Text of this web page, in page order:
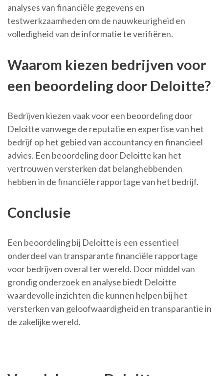
analyses van financiële gegevens en
testwerkzaamheden om de nauwkeurigheid en
volledigheid van de informatie te verifiëren.
Waarom kiezen bedrijven voor
een beoordeling door Deloitte?
Bedrijven kiezen vaak voor een beoordeling door
Deloitte vanwege de reputatie en expertise van het
bedrijf op het gebied van accountancy en financieel
advies. Een beoordeling door Deloitte kan het
vertrouwen versterken dat belanghebbenden
hebben in de financiële rapportage van het bedrijf.
Conclusie
Een beoordeling bij Deloitte is een essentieel
onderdeel van transparante financiële rapportage
voor bedrijven overal ter wereld. Door middel van
grondig onderzoek en analyse biedt Deloitte
waardevolle inzichten die kunnen helpen bij het
versterken van geloofwaardigheid en transparantie in
de zakelijke wereld.